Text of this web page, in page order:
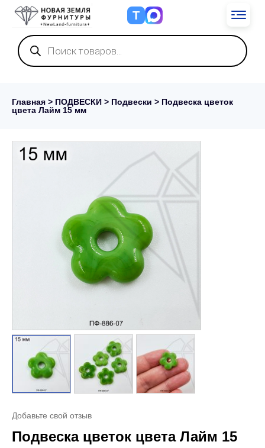
Т
Поиск
товаров
Главная > ПОДВЕСКИ > Подвески > Подвеска цветок
цвета Лайм 15 мм
Добавьте свой отзыв
Подвеска цветок цвета Лайм 15